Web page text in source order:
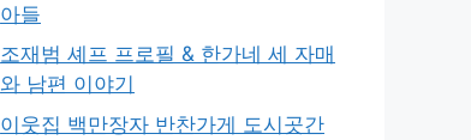
아들
조재범 셰프 프로필 & 한가네 세 자매
와 남편 이야기
이웃집 백만장자 반찬가게 도시곳간